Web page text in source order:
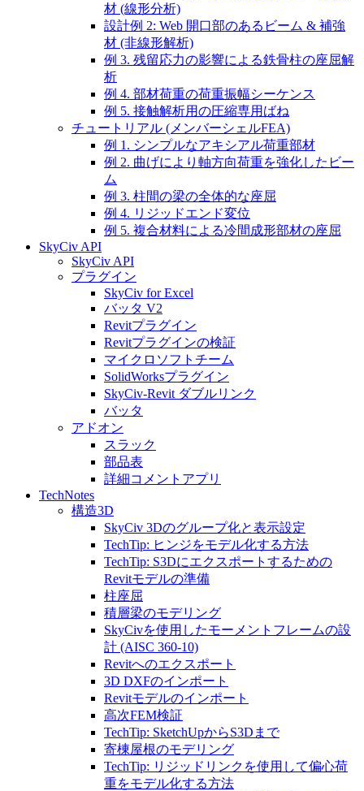
材 (線形分析)
設計例 2: Web 開口部のあるビーム & 補強
材 (非線形解析)
例 3. 残留応力の影響による鉄骨柱の座屈解
析
例 4. 部材荷重の荷重振幅シーケンス
例 5. 接触解析用の圧縮専用ばね
チュートリアル (メンバーシェルFEA)
例 1. シンプルなアキシアル荷重部材
例 2. 曲げにより軸方向荷重を強化したビー
ム
例 3. 柱間の梁の全体的な座屈
例 4. リジッドエンド変位
例 5. 複合材料による冷間成形部材の座屈
SkyCiv API
SkyCiv API
プラグイン
SkyCiv for Excel
バッタ V2
Revitプラグイン
Revitプラグインの検証
マイクロソフトチーム
SolidWorksプラグイン
SkyCiv-Revit ダブルリンク
バッタ
アドオン
スラック
部品表
詳細コメントアプリ
TechNotes
構造3D
SkyCiv 3Dのグループ化と表示設定
TechTip: ヒンジをモデル化する方法
TechTip: S3Dにエクスポートするための
Revitモデルの準備
柱座屈
積層梁のモデリング
SkyCivを使用したモーメントフレームの設
計 (AISC 360-10)
Revitへのエクスポート
3D DXFのインポート
Revitモデルのインポート
高次FEM検証
TechTip: SketchUpからS3Dまで
寄棟屋根のモデリング
TechTip: リジッドリンクを使用して偏心荷
重をモデル化する方法